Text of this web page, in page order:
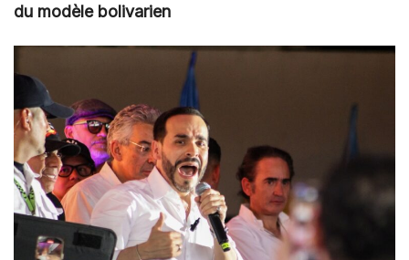
du modèle bolivarien